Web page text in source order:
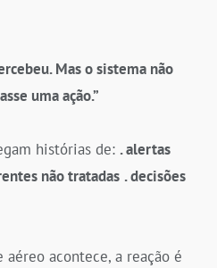
Mas o sistema não
uma ação.”
histórias de: . alertas
não tratadas . decisões
acontece, a reação é